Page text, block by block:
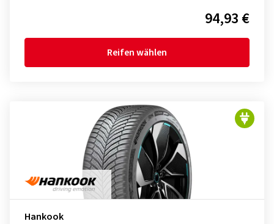
94,93 €
Reifen wählen
Hankook